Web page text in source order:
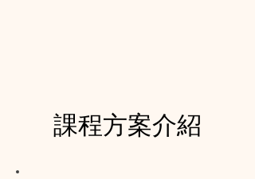
​課程方案介紹